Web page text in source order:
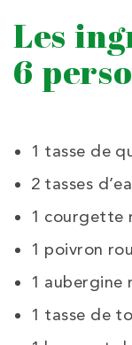
Les
6
1 tasse de
2 tasses
1 courgette
1 poivron
1 aubergine
1 tasse de